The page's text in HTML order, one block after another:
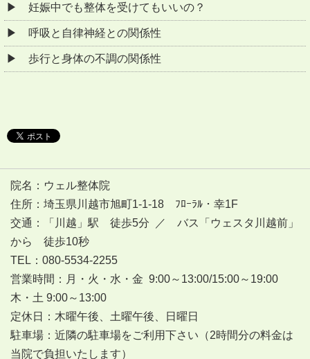
妊娠中でも整体を受けてもいいの？
呼吸と自律神経との関係性
歩行と身体の不調の関係性
院名：ウェル整体院
住所：埼玉県川越市旭町1-1-18 ﾌﾛｰﾗﾙ・幸1F
交通：「川越」駅 徒歩5分 ／ バス「ウェスタ川越前」
から 徒歩10秒
TEL：080-5534-2255
営業時間：月・火・水・金 9:00～13:00/15:00～19:00
木・土 9:00～13:00
定休日：木曜午後、土曜午後、日曜日
駐車場：近隣の駐車場をご利用下さい（2時間分の料金は
当院で負担いたします）